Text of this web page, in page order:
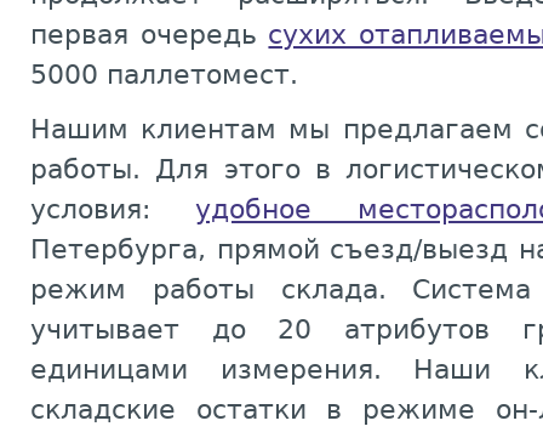
первая очередь сухих
5000 паллетомест.
Нашим клиентам мы предлагаем
работы. Для этого в
условия:удобное
Петербурга, прямой съезд/выезд
режим работы склада. Система
учитывает до 20 атрибутов
единицами измерения. Наши
складские остатки в режиме